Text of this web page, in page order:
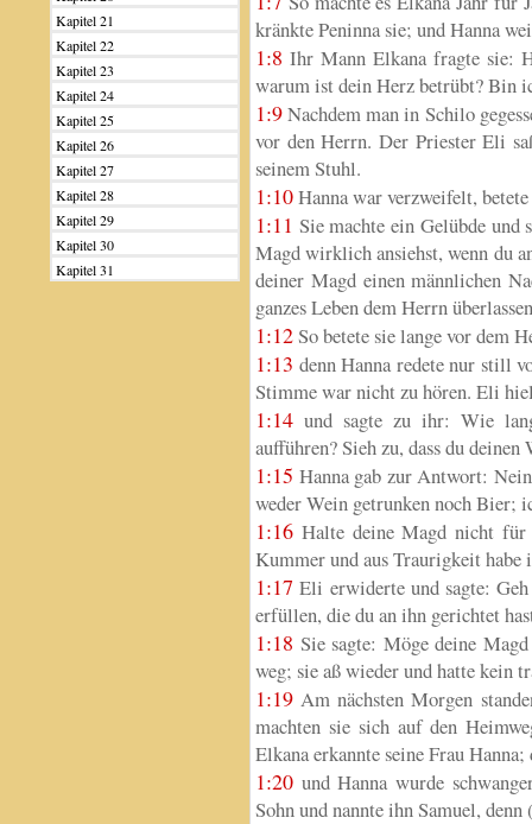
Kapitel 21
Kapitel 22
Kapitel 23
Kapitel 24
Kapitel 25
Kapitel 26
Kapitel 27
Kapitel 28
Kapitel 29
Kapitel 30
Kapitel 31
kränkte Peninna sie; und Hanna
1:8 Ihr Mann Elkana fragte sie:
warum ist dein Herz betrübt? Bin
1:9Nachdem man in Schilo
vor den Herrn. Der Priester Eli
seinem Stuhl.
1:10Hanna war verzweifelt,
1:11 Sie machte ein Gelübde und
Magd wirklich ansiehst, wenn du
deiner Magd einen männlichen
ganzes Leben dem Herrn
1:12So betete sie lange vor dem
1:13 denn Hanna redete nur still
Stimme war nicht zu hören. Eli
1:14 und sagte zu ihr: Wie
aufführen? Sieh zu, dass du
1:15 Hanna gab zur Antwort:
weder Wein getrunken noch Bier;
1:16 Halte deine Magd nicht für
Kummer und aus Traurigkeit habe
1:17 Eli erwiderte und sagte:
erfüllen, die du an ihn gerichtet
1:18 Sie sagte: Möge deine
weg; sie aß wieder und hatte kein
1:19 Am nächsten Morgen
machten sie sich auf den
Elkana erkannte seine Frau
1:20 und Hanna wurde
Sohn und nannte ihn Samuel,